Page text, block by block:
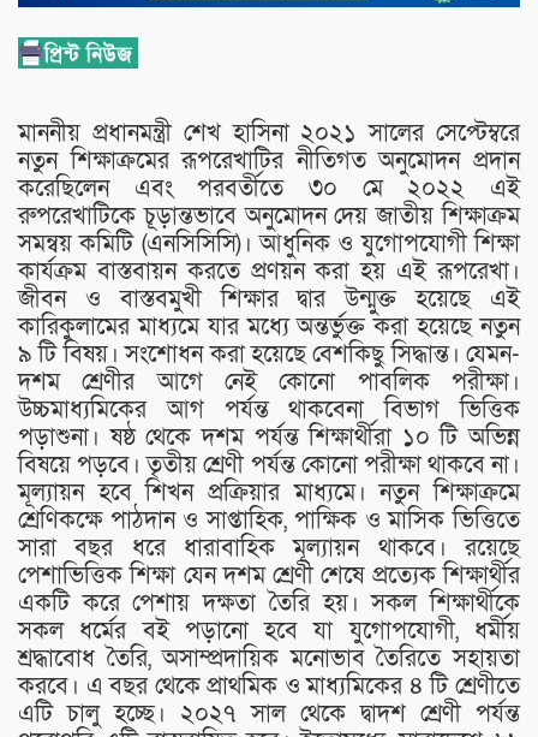
মাননীয় প্রধানমন্ত্রী শেখ হাসিনা ২০২১ সালের সেপ্টেম্বরে
নতুন শিক্ষাক্রমের রূপরেখাটির নীতিগত অনুমোদন প্রদান
করেছিলেন এবং পরবর্তীতে ৩০ মে ২০২২ এই
রুপরেখাটিকে চূড়ান্তভাবে অনুমোদন দেয় জাতীয় শিক্ষাক্রম
সমন্বয় কমিটি (এনসিসিসি)। আধুনিক ও যুগোপযোগী শিক্ষা
কার্যক্রম বাস্তবায়ন করতে প্রণয়ন করা হয় এই রূপরেখা।
জীবন ও বাস্তবমুখী শিক্ষার দ্বার উন্মুক্ত হয়েছে এই
কারিকুলামের মাধ্যমে যার মধ্যে অন্তর্ভুক্ত করা হয়েছে নতুন
৯ টি বিষয়। সংশোধন করা হয়েছে বেশকিছু সিদ্ধান্ত। যেমন-
দশম শ্রেণীর আগে নেই কোনো পাবলিক পরীক্ষা।
উচ্চমাধ্যমিকের আগ পর্যন্ত থাকবেনা বিভাগ ভিত্তিক
পড়াশুনা। ষষ্ঠ থেকে দশম পর্যন্ত শিক্ষার্থীরা ১০ টি অভিন্ন
বিষয়ে পড়বে। তৃতীয় শ্রেণী পর্যন্ত কোনো পরীক্ষা থাকবে না।
মূল্যায়ন হবে শিখন প্রক্রিয়ার মাধ্যমে। নতুন শিক্ষাক্রমে
শ্রেণিকক্ষে পাঠদান ও সাপ্তাহিক, পাক্ষিক ও মাসিক ভিত্তিতে
সারা বছর ধরে ধারাবাহিক মূল্যায়ন থাকবে। রয়েছে
পেশাভিত্তিক শিক্ষা যেন দশম শ্রেণী শেষে প্রত্যেক শিক্ষার্থীর
একটি করে পেশায় দক্ষতা তৈরি হয়। সকল শিক্ষার্থীকে
সকল ধর্মের বই পড়ানো হবে যা যুগোপযোগী, ধর্মীয়
শ্রদ্ধাবোধ তৈরি, অসাম্প্রদায়িক মনোভাব তৈরিতে সহায়তা
করবে। এ বছর থেকে প্রাথমিক ও মাধ্যমিকের ৪ টি শ্রেণীতে
এটি চালু হচ্ছে। ২০২৭ সাল থেকে দ্বাদশ শ্রেণী পর্যন্ত